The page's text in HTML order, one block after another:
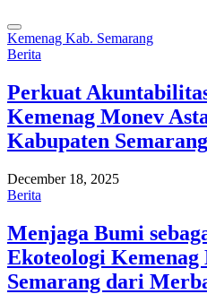
Kemenag Kab. Semarang
Berita
Perkuat
Kemenag Monev
Kabupaten Semarang
December 18, 2025
Berita
Menjaga Bumi
Ekoteologi Kemenag
Semarang dari